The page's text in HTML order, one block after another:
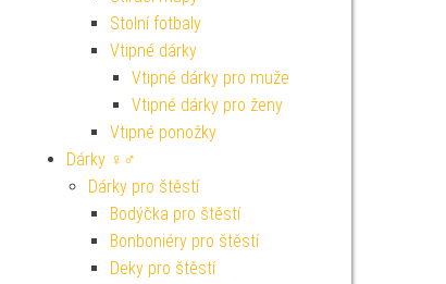
Stolní fotbaly
Vtipné dárky
Vtipné dárky pro muže
Vtipné dárky pro ženy
Vtipné ponožky
Dárky ♀♂
Dárky pro štěstí
Bodýčka pro štěstí
Bonboniéry pro štěstí
Deky pro štěstí